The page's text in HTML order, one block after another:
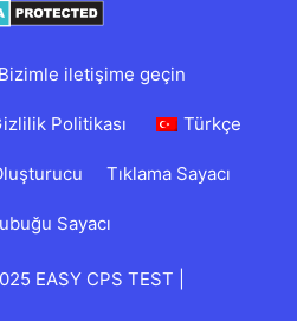
Bizimle iletişime geçin
Politikası Türkçe
Tıklama Sayacı
Sayacı
EASY CPS TEST |